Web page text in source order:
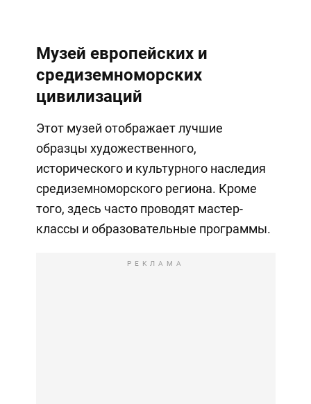
Музей европейских и
средиземноморских
цивилизаций
Этот музей отображает лучшие
образцы художественного,
исторического и культурного наследия
средиземноморского региона. Кроме
того, здесь часто проводят мастер-
классы и образовательные программы.
РЕКЛАМА